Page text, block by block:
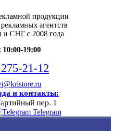
продукции
агентств
и СНГ с 2008 года
10:00-19:00
21-12
и контакты:
пер. 1
Telegram